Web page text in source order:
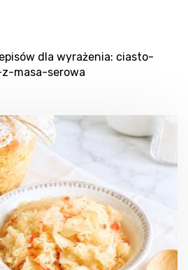
dla wyrażenia: ciasto-
masa-serowa